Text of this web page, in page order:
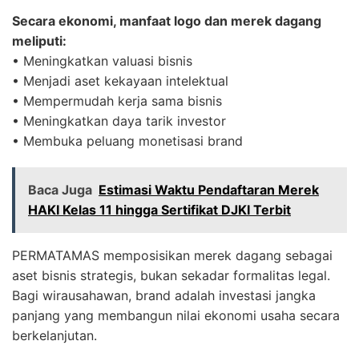
Secara ekonomi, manfaat logo dan merek dagang
meliputi:
• Meningkatkan valuasi bisnis
• Menjadi aset kekayaan intelektual
• Mempermudah kerja sama bisnis
• Meningkatkan daya tarik investor
• Membuka peluang monetisasi brand
Baca Juga Estimasi Waktu Pendaftaran Merek
HAKI Kelas 11 hingga Sertifikat DJKI Terbit
PERMATAMAS memposisikan merek dagang sebagai
aset bisnis strategis, bukan sekadar formalitas legal.
Bagi wirausahawan, brand adalah investasi jangka
panjang yang membangun nilai ekonomi usaha secara
berkelanjutan.